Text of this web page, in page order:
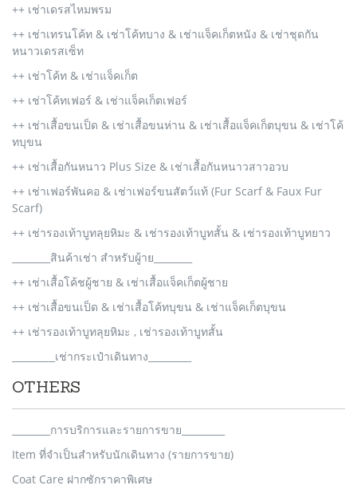
++ เช่าเดรสไหมพรม
++ เช่าเทรนโค้ท & เช่าโค้ทบาง & เช่าแจ็คเก็ตหนัง & เช่าชุดกัน
หนาวเดรสเซ็ท
++ เช่าโค้ท & เช่าแจ็คเก็ต
++ เช่าโค้ทเฟอร์ & เช่าแจ็คเก็ตเฟอร์
++ เช่าเสื้อขนเป็ด & เช่าเสื้อขนห่าน & เช่าเสื้อแจ็คเก็ตบุขน & เช่าโค้
ทบุขน
++ เช่าเสื้อกันหนาว Plus Size & เช่าเสื้อกันหนาวสาวอวบ
++ เช่าเฟอร์พันคอ & เช่าเฟอร์ขนสัตว์แท้ (Fur Scarf & Faux Fur
Scarf)
++ เช่ารองเท้าบูทลุยหิมะ & เช่ารองเท้าบูทสั้น & เช่ารองเท้าบูทยาว
________สินค้าเช่า สำหรับผู้าย________
++ เช่าเสื้อโค้ชผู้ชาย & เช่าเสื้อแจ็คเก็ตผู้ชาย
++ เช่าเสื้อขนเป็ด & เช่าเสื้อโค้ทบุขน & เช่าแจ็คเก็ตบุขน
++ เช่ารองเท้าบูทลุยหิมะ , เช่ารองเท้าบูทสั้น
_________เช่ากระเป๋าเดินทาง_________
OTHERS
________การบริการและรายการขาย_________
Item ที่จำเป็นสำหรับนักเดินทาง (รายการขาย)
Coat Care ฝากซักราคาพิเศษ